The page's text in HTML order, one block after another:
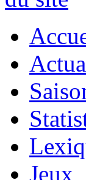
Jeux